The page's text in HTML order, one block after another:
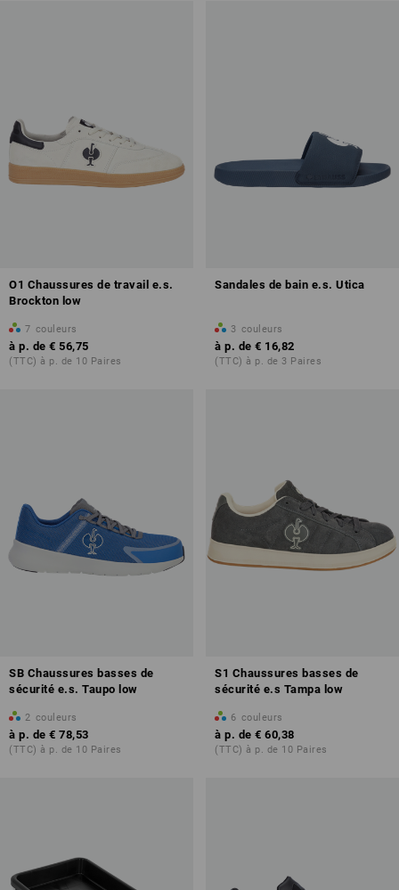
O1 Chaussures de travail e.s.
Brockton low
7 couleurs
à p. de € 56,75
(TTC) à p. de 10 Paires
Sandales de bain e.s. Utica
3 couleurs
à p. de € 16,82
(TTC) à p. de 3 Paires
SB Chaussures basses de
sécurité e.s. Taupo low
2 couleurs
à p. de € 78,53
(TTC) à p. de 10 Paires
S1 Chaussures basses de
sécurité e.s Tampa low
6 couleurs
à p. de € 60,38
(TTC) à p. de 10 Paires